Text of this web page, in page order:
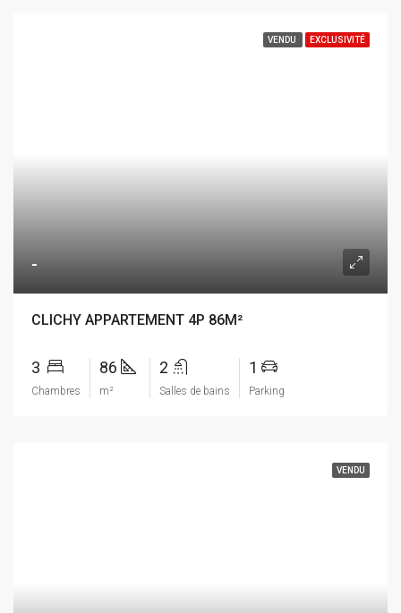
VENDU EXCLUSIVITÉ
-
CLICHY APPARTEMENT 4P 86M²
3
Chambres
86
m²
2
Salles de bains
1
Parking
VENDU